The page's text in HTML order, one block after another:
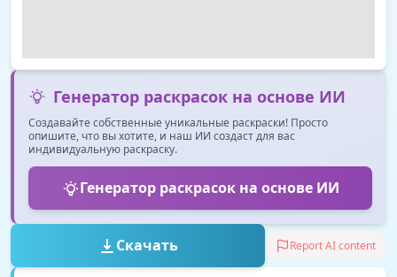
Генератор раскрасок на основе ИИ
Создавайте собственные уникальные раскраски! Просто
опишите, что вы хотите, и наш ИИ создаст для вас
индивидуальную раскраску.
Генератор раскрасок на основе ИИ
Скачать Report AI content